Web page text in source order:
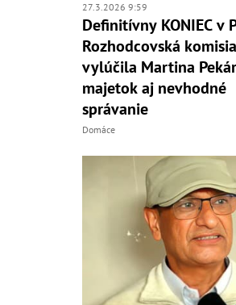
27.3.2026 9:59
Definitívny KONIEC v
Rozhodcovská komisia
vylúčila Martina
majetok aj nevhodné
správanie
Domáce